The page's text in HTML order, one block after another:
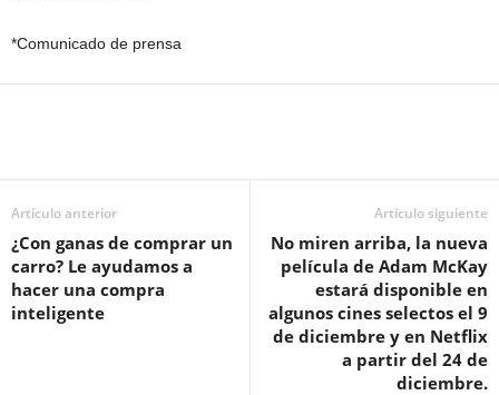
*Comunicado de prensa
Artículo anterior
¿Con ganas de comprar un
carro? Le ayudamos a
hacer una compra
inteligente
Artículo siguiente
No miren arriba, la nueva
película de Adam McKay
estará disponible en
algunos cines selectos el 9
de diciembre y en Netflix
a partir del 24 de
diciembre.